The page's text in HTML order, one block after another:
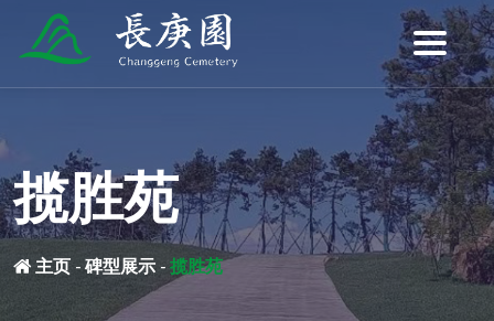
揽胜苑
主页 - 碑型展示 - 揽胜苑